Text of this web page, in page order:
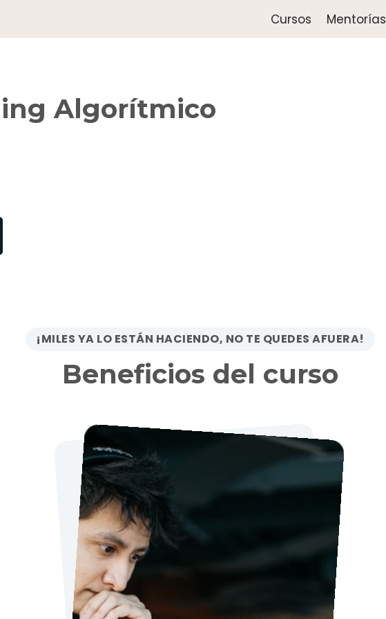
Cursos Mentorías
Algorítmico
¡MILES YA LO ESTÁN HACIENDO, NO TE QUEDES AFUERA!
Beneficios del curso